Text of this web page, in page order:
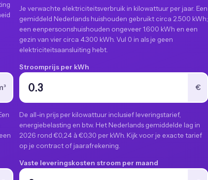
Je verwachte elektriciteitsverbruik in kilowattuur per jaar. Een
gemiddeld Nederlands huishouden gebruikt circa 2.500 kWh;
een eenpersoonshuishouden ongeveer 1.600 kWh en een
gezin van vier circa 4.300 kWh. Vul 0 in als je geen
elektriciteitsaansluiting hebt.
Stroomprijs per kWh
€
De all-in prijs per kilowattuur inclusief leveringstarief,
energiebelasting en btw. Het Nederlands gemiddelde lag in
2026 rond €0,24 à €0,30 per kWh. Kijk voor je exacte tarief
op je contract of jaarafrekening.
Vaste leveringskosten stroom per maand